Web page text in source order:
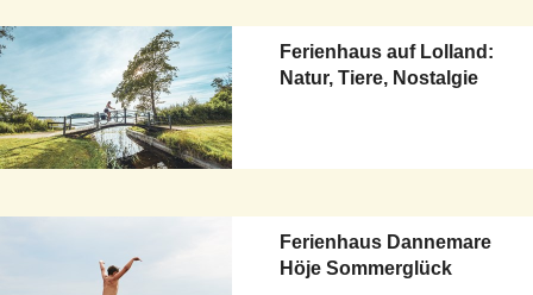
Ferienhaus auf Lolland:
Natur, Tiere, Nostalgie
Ferienhaus Dannemare
Höje Sommerglück